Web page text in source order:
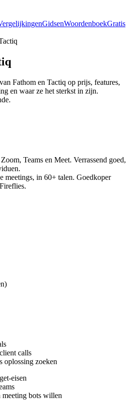
GidsenWoordenboekGratis
Fathom en Tactiq op prijs, features,
en waar ze het sterkst in zijn.
Teams en Meet. Verrassend goed,
meetings, in 60+ talen. Goedkoper
calls
oplossing zoeken
eisen
meeting bots willen